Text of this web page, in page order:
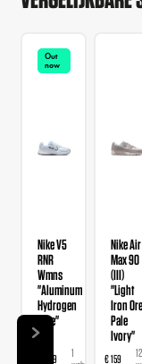
Out
now
Nike V5
RNR
Wmns
"Aluminum
Hydrogen
Blue"
€ 89,99
1
Nike Air
Max 90
(III)
"Light
Iron Ore
Pale
Ivory"
€ 159
12